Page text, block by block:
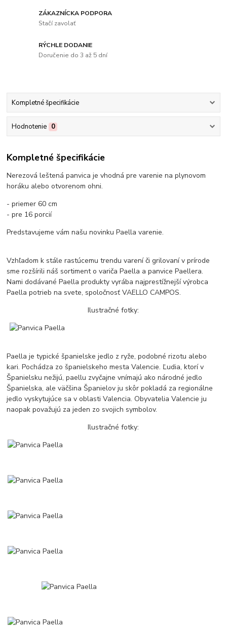
ZÁKAZNÍCKA PODPORA
Stačí zavolať
RÝCHLE DODANIE
Doručenie do 3 až 5 dní
Kompletné špecifikácie
Hodnotenie 0
Kompletné špecifikácie
Nerezová leštená panvica je vhodná pre varenie na plynovom
horáku alebo otvorenom ohni.
- priemer 60 cm
- pre 16 porcií
Predstavujeme vám našu novinku Paella varenie.
Vzhľadom k stále rastúcemu trendu varení či grilovaní v prírode
sme rozšírili náš sortiment o variča Paella a panvice Paellera.
Nami dodávané Paella produkty vyrába najprestížnejší výrobca
Paella potrieb na svete, spoločnosť VAELLO CAMPOS.
Ilustračné fotky:
Paella je typické španielske jedlo z ryže, podobné rizotu alebo
kari. Pochádza zo španielskeho mesta Valencie. Ľudia, ktorí v
Španielsku nežijú, paellu zvyčajne vnímajú ako národné jedlo
Španielska, ale väčšina Španielov ju skôr pokladá za regionálne
jedlo vyskytujúce sa v oblasti Valencia. Obyvatelia Valencie ju
naopak považujú za jeden zo svojich symbolov.
Ilustračné fotky: